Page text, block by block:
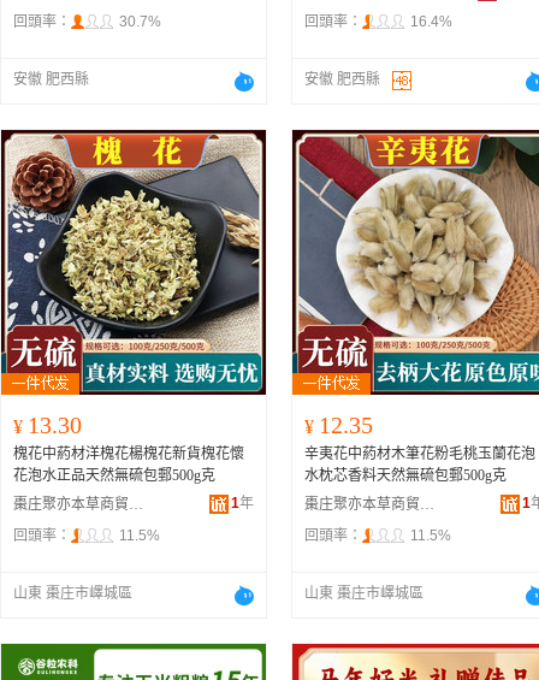
回頭率：
30.7%
安徽 肥西縣
回頭率：
16.4%
安徽 肥西縣
¥ 13.30
槐花中葯材洋槐花楊槐花新貨槐花懷
花泡水正品天然無硫包郵500g克
棗庄聚亦本草商貿有限公司
1年
回頭率：
11.5%
山東 棗庄市嶧城區
¥ 12.35
辛夷花中葯材木筆花粉毛桃玉蘭花泡
水枕芯香料天然無硫包郵500g克
棗庄聚亦本草商貿有限公司
1
回頭率：
11.5%
山東 棗庄市嶧城區